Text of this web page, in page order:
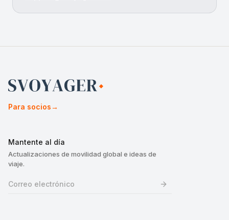
Para socios→
Mantente al día
Actualizaciones de movilidad global e ideas de
viaje.